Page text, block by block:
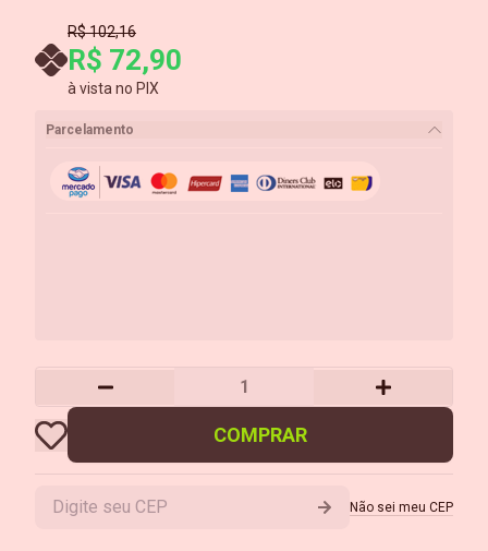
R$ 102,16
R$ 72,90
à vista no PIX
Parcelamento
COMPRAR
Não sei meu CEP